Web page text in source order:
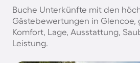
Buche Unterkünfte mit den
Gästebewertungen in Glencoe,
Komfort, Lage, Ausstattung,
Leistung.